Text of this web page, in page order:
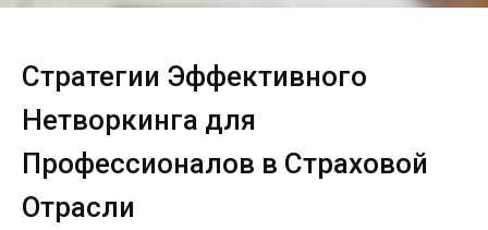
Стратегии Эффективного
Нетворкинга для
Профессионалов в Страховой
Отрасли